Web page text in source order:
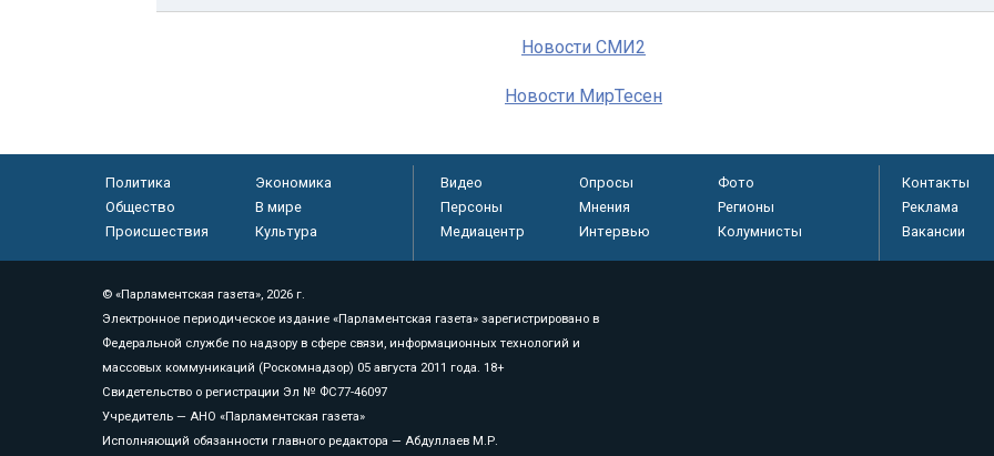
Новости СМИ2
Новости МирТесен
Политика
Экономика
Общество
В мире
Происшествия
Культура
Видео Опросы
Фото
Персоны
Мнения
Регионы
Медиацентр
Интервью Колумнисты
Контакты
Реклама
Вакансии
© «Парламентская газета», 2026 г.
Электронное периодическое издание «Парламентская газета» зарегистрировано в
Федеральной службе по надзору в сфере связи, информационных технологий и
массовых коммуникаций (Роскомнадзор) 05 августа 2011 года. 18+
Свидетельство о регистрации Эл № ФС77-46097
Учредитель — АНО «Парламентская газета»
Исполняющий обязанности главного редактора — Абдуллаев М.Р.